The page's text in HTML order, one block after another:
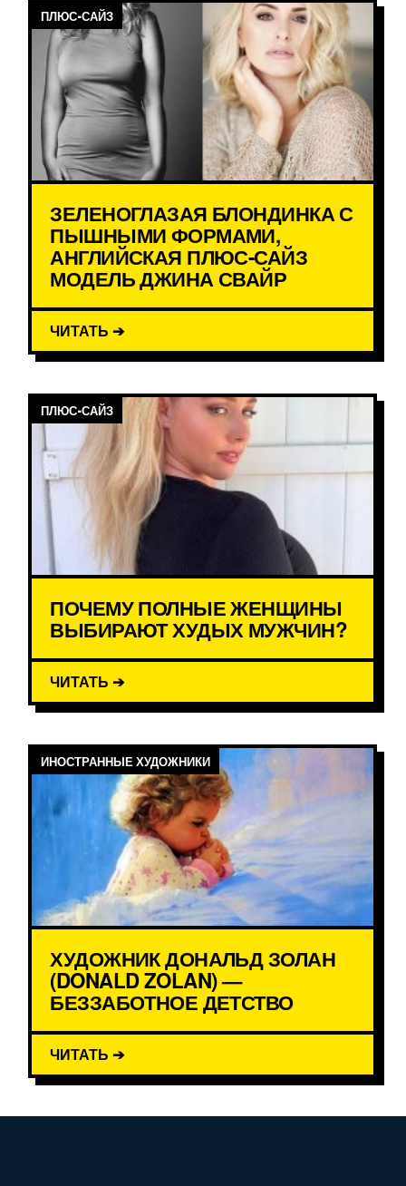
ПЛЮС-САЙЗ
ЗЕЛЕНОГЛАЗАЯ БЛОНДИНКА С
ПЫШНЫМИ ФОРМАМИ,
АНГЛИЙСКАЯ ПЛЮС-САЙЗ
МОДЕЛЬ ДЖИНА СВАЙР
ЧИТАТЬ ➔
ПЛЮС-САЙЗ
ПОЧЕМУ ПОЛНЫЕ ЖЕНЩИНЫ
ВЫБИРАЮТ ХУДЫХ МУЖЧИН?
ЧИТАТЬ ➔
ИНОСТРАННЫЕ ХУДОЖНИКИ
ХУДОЖНИК ДОНАЛЬД ЗОЛАН
(DONALD ZOLAN) —
БЕЗЗАБОТНОЕ ДЕТСТВО
ЧИТАТЬ ➔